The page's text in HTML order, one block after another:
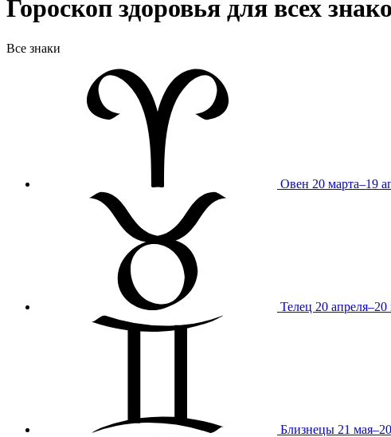
Гороскоп здоровья для всех
Все знаки
Овен 20 марта–19
Телец 20 апреля–20
Близнецы 21